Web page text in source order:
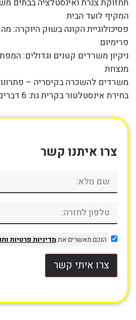
המקיף לועד הבית
פסיכולוגיית הקונה בשוק היוקרה: מה
פרימיום
ניקיון משרדים קטנים וגדולים:
מנצחת
משרדים להשכרה בקיסריה –
בחירת אינסטלטור בקרית גת: 6 דברים שלא כדאי לפספס
צרו איתנו קשר
הנכם מאשרים אתמדיניות פרטיות
צרו איתי קשר